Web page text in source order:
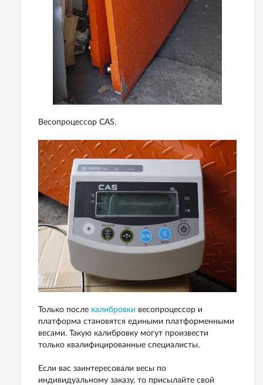
Весопроцессор CAS.
Только после калибровки весопроцессор и
платформа становятся едиными платформенными
весами. Такую калибровку могут произвести
только квалифицированные специалисты.
Если вас заинтересовали весы по
индивидуальному заказу, то присылайте свой